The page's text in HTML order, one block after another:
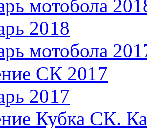
мотобола
2018
мотобола
СК 2017
2017
Кубка СК.